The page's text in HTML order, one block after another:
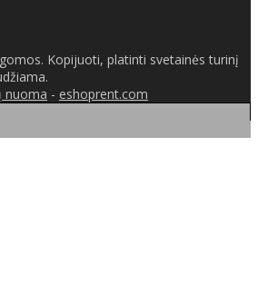
Kopijuoti, platinti svetainės turinį
nuoma - eshoprent.com